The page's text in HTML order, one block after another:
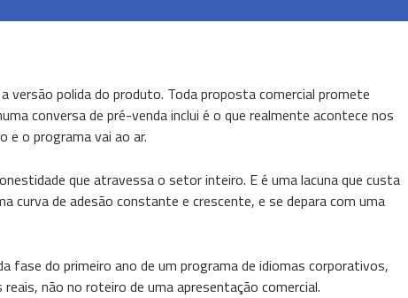
polida do produto. Toda proposta comercial promete
conversa de pré-venda inclui é o que realmente acontece nos
e o programa vai ao ar.
que atravessa o setor inteiro. E é uma lacuna que custa
curva de adesão constante e crescente, e se depara com uma
fase do primeiro ano de um programa de idiomas corporativos,
não no roteiro de uma apresentação comercial.